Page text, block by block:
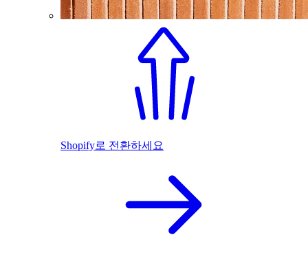
Shopify로 전환하세요